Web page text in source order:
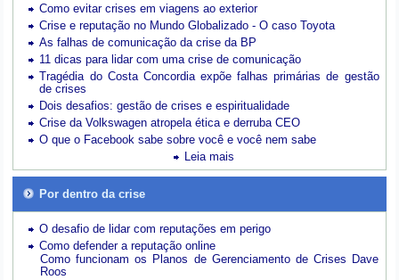
Como evitar crises em viagens ao exterior
Crise e reputação no Mundo Globalizado - O caso Toyota
As falhas de comunicação da crise da BP
11 dicas para lidar com uma crise de comunicação
Tragédia do Costa Concordia expõe falhas primárias de gestão
de crises
Dois desafios: gestão de crises e espiritualidade
Crise da Volkswagen atropela ética e derruba CEO
O que o Facebook sabe sobre você e você nem sabe
Leia mais
Por dentro da crise
O desafio de lidar com reputações em perigo
Como defender a reputação online
Como funcionam os Planos de Gerenciamento de Crises Dave
Roos